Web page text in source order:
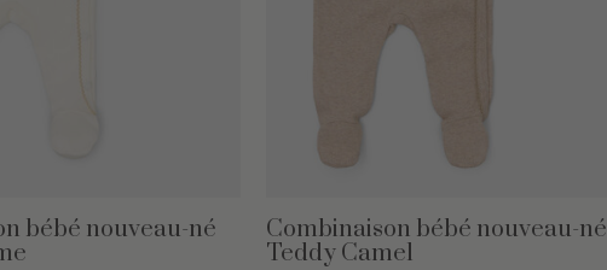
bébé nouveau-né
Combinaison bébé nouveau-né
Teddy Camel